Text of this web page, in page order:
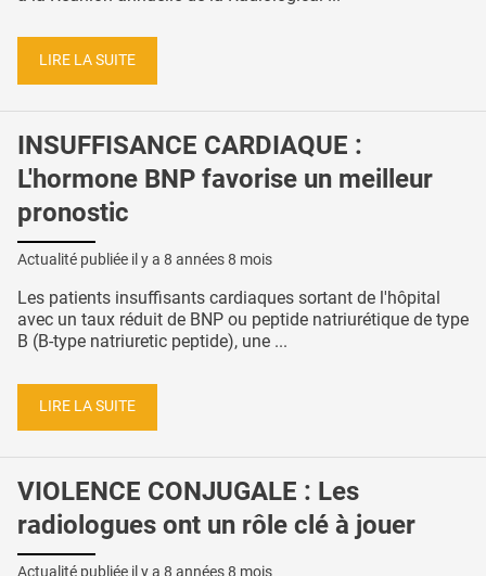
LIRE LA SUITE
INSUFFISANCE CARDIAQUE :
L'hormone BNP favorise un meilleur
pronostic
Actualité publiée il y a 8 années 8 mois
Les patients insuffisants cardiaques sortant de l'hôpital
avec un taux réduit de BNP ou peptide natriurétique de type
B (B-type natriuretic peptide), une ...
LIRE LA SUITE
VIOLENCE CONJUGALE : Les
radiologues ont un rôle clé à jouer
Actualité publiée il y a 8 années 8 mois